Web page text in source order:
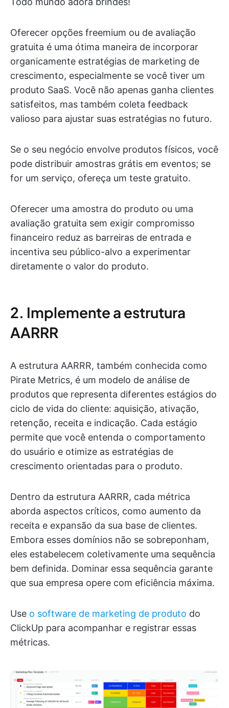
Oferecer opções freemium ou de avaliação
gratuita é uma ótima maneira de incorporar
organicamente estratégias de marketing de
crescimento, especialmente se você tiver um
produto SaaS. Você não apenas ganha clientes
satisfeitos, mas também coleta feedback
valioso para ajustar suas estratégias no futuro.
Se o seu negócio envolve produtos físicos, você
pode distribuir amostras grátis em eventos; se
for um serviço, ofereça um teste gratuito.
Oferecer uma amostra do produto ou uma
avaliação gratuita sem exigir compromisso
financeiro reduz as barreiras de entrada e
incentiva seu público-alvo a experimentar
diretamente o valor do produto.
2. Implemente a estrutura
AARRR
A estrutura AARRR, também conhecida como
Pirate Metrics, é um modelo de análise de
produtos que representa diferentes estágios do
ciclo de vida do cliente: aquisição, ativação,
retenção, receita e indicação. Cada estágio
permite que você entenda o comportamento
do usuário e otimize as estratégias de
crescimento orientadas para o produto.
Dentro da estrutura AARRR, cada métrica
aborda aspectos críticos, como aumento da
receita e expansão da sua base de clientes.
Embora esses domínios não se sobreponham,
eles estabelecem coletivamente uma sequência
bem definida. Dominar essa sequência garante
que sua empresa opere com eficiência máxima.
Use o software de marketing de produto do
ClickUp para acompanhar e registrar essas
métricas.